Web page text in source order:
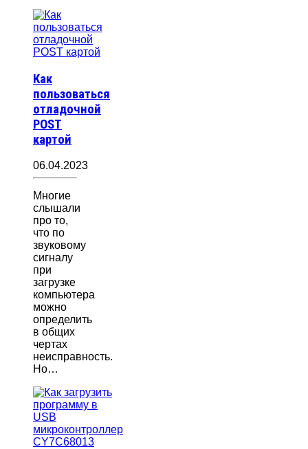
Как
пользоваться
отладочной
POST
картой
06.04.2023
Многие
слышали
про то,
что по
звуковому
сигналу
при
загрузке
компьютера
можно
определить
в общих
чертах
неисправность.
Но…